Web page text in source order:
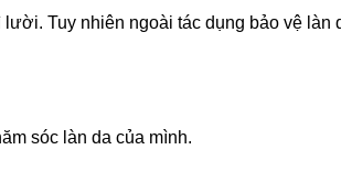
Tuy nhiên ngoài tác dụng bảo vệ làn
sóc làn da của mình.